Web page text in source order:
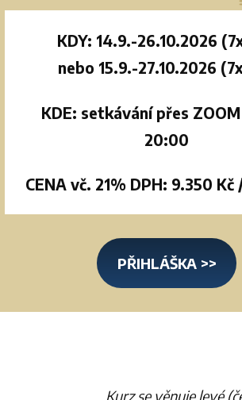
KDY: 14.9.-26.10.2026
nebo 15.9.-27.10.2026
KDE: setkávání přes
20:00
CENA vč. 21% DPH: 9.350 Kč
PŘIHLÁŠKA >>
Kurz se věnuje levé